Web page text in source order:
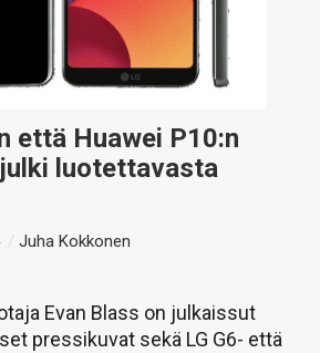
että Huawei P10:n
luotettavasta
/Juha Kokkonen
Evan Blass on julkaissut
pressikuvat sekä LG G6- että